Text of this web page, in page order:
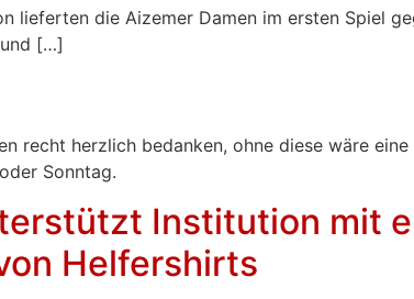
lieferten die Aizemer Damen im ersten Spiel
[…]
recht herzlich bedanken, ohne diese wäre
Sonntag.
Institution mit
Helfershirts